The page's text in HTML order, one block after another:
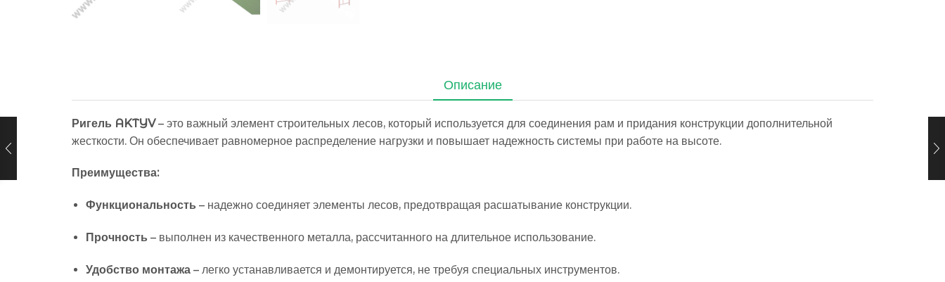
Описание
Ригель AKTYV– это важный элемент строительных лесов, который используется для соединения рам и придания конструкции дополнительной
жесткости. Он обеспечивает равномерное распределение нагрузки и повышает надежность системы при работе на высоте.
Преимущества:
Функциональность – надежно соединяет элементы лесов, предотвращая расшатывание конструкции.
Прочность – выполнен из качественного металла, рассчитанного на длительное использование.
Удобство монтажа – легко устанавливается и демонтируется, не требуя специальных инструментов.